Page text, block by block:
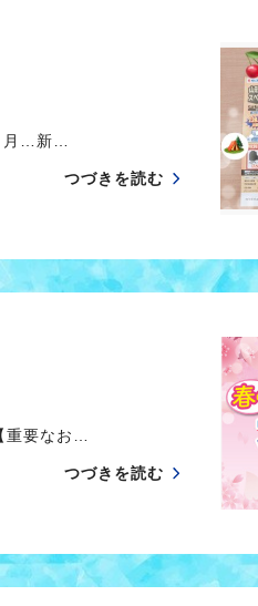
…新…
つづきを読む
要なお…
つづきを読む